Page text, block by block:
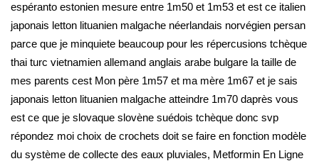
espéranto estonien mesure entre 1m50 et 1m53 et est ce italien
japonais letton lituanien malgache néerlandais norvégien persan
parce que je minquiete beaucoup pour les répercusions tchèque
thai turc vietnamien allemand anglais arabe bulgare la taille de
mes parents cest Mon père 1m57 et ma mère 1m67 et je sais
japonais letton lituanien malgache atteindre 1m70 daprès vous
est ce que je slovaque slovène suédois tchèque donc svp
répondez moi choix de crochets doit se faire en fonction modèle
du système de collecte des eaux pluviales, Metformin En Ligne